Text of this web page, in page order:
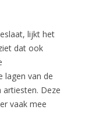
lijkt het
dat ook
lagen van de
Deze
vaak mee